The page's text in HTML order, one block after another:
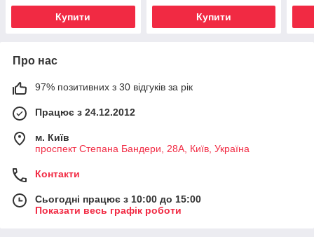
Купити Купити
Про нас
97% позитивних з 30 відгуків за рік
Працює з 24.12.2012
м. Київ
проспект Степана Бандери, 28А, Київ, Україна
Контакти
Сьогодні працює з 10:00 до 15:00
Показати весь графік роботи